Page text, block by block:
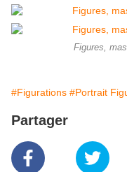
Figures,
#Figurations #Portrait
Partager